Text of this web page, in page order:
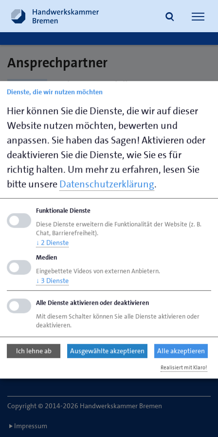
Suche
Ansprechpartner
Chip Louis Schilling
Seite empfehlen
Seite drucken
HWK Bremen
Vollversammlung
Handwerkskammer Bremen
Ansgaritorstr. 24
28195 Bremen
Telefon: 0421 30500-0
E-Mail:service@hwk-bremen.de
Copyright © 2014-2026 Handwerkskammer Bremen
Impressum
Dienste, die wir nutzen möchten
Hier können Sie die Dienste, die wir auf dieser
Website nutzen möchten, bewerten und
anpassen. Sie haben das Sagen! Aktivieren oder
deaktivieren Sie die Dienste, wie Sie es für
richtig halten. Um mehr zu erfahren, lesen Sie
bitte unsereDatenschutzerklärung.
Funktionale Dienste
Diese Dienste erweitern die Funktionalität der Website (z. B.
Chat, Barrierefreiheit).
↓ 2 Dienste
Medien
Eingebettete Videos von externen Anbietern.
↓ 3 Dienste
Alle Dienste aktivieren oder deaktivieren
Mit diesem Schalter können Sie alle Dienste aktivieren oder
deaktivieren.
Ich lehne ab Ausgewählte akzeptieren Alle akzeptieren
Realisiert mit Klaro!